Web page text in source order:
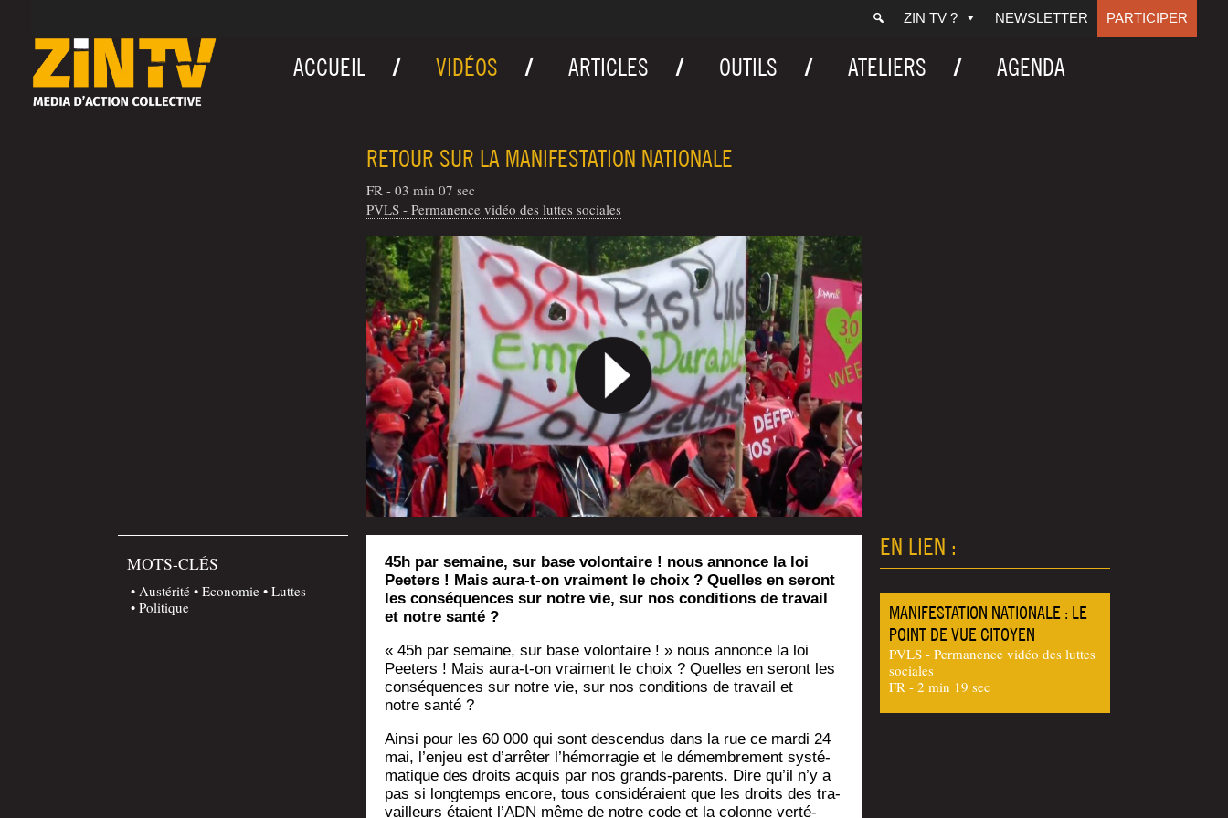
ZIN TV ? NEWSLETTER PARTICIPER
ACCUEIL VIDÉOS ARTICLES OUTILS ATELIERS AGENDA
RETOUR SUR LA MANIFESTATION NATIONALE
FR - 03 min 07 sec
PVLS - Permanence vidéo des luttes sociales
MOTS-CLÉS
Austérité Economie
Luttes
Politique
45h par semaine, sur base volontaire ! nous annonce la loi
Peeters ! Mais aura-t-on vraiment le choix ? Quelles en seront
les conséquences sur notre vie, sur nos conditions de travail
et notre santé ?
« 45h par semaine, sur base volon­taire ! » nous annonce la loi
Pee­ters ! Mais aura-t-on vrai­ment le choix ? Quelles en seront les
consé­quences sur notre vie, sur nos condi­tions de tra­vail et
notre santé ?
Ain­si pour les 60 000 qui sont des­cen­dus dans la rue ce mar­di 24
mai, l’enjeu est d’arrêter l’hémorragie et le démem­bre­ment sys­té­
ma­tique des droits acquis par nos grands-parents. Dire qu’il n’y a
pas si long­temps encore, tous consi­dé­raient que les droits des tra­
vailleurs étaient l’ADN même de notre code et la colonne ver­té­
EN LIEN :
MANIFESTATION NATIONALE : LE
POINT DE VUE CITOYEN
PVLS - Permanence vidéo des luttes
sociales
FR - 2 min 19 sec